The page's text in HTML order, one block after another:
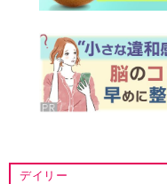
デイリー